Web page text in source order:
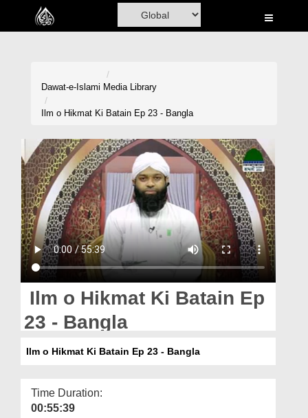
Home
Volunteer Portal
Rohani Ilaj
Donation
Blog
Magazine
Dawat-e-Islami Media Library
Ilm o Hikmat Ki Batain Ep 23 - Bangla
Ilm o Hikmat Ki Batain Ep
23 - Bangla
Ilm o Hikmat Ki Batain Ep 23 - Bangla
Time Duration:
00:55:39